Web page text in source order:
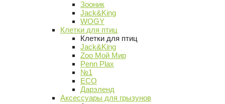
Зооник
Jack&King
WOGY
Клетки для птиц
Клетки для птиц
Jack&King
Zoo Мой Мир
Penn Plax
№1
ECO
Дарэленд
Аксессуары для грызунов